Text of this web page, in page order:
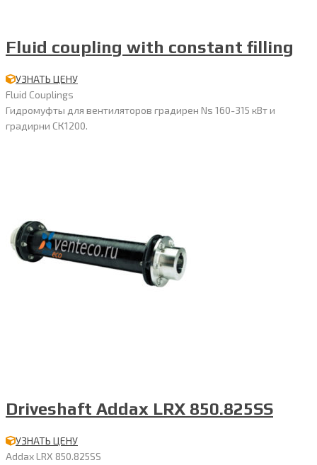
Fluid coupling with constant filling
УЗНАТЬ ЦЕНУ
Fluid Couplings
Гидромуфты для вентиляторов градирен Ns 160-315 кВт и
градирни СК1200.
Driveshaft Addax LRX 850.825SS
УЗНАТЬ ЦЕНУ
Addax LRX 850.825SS